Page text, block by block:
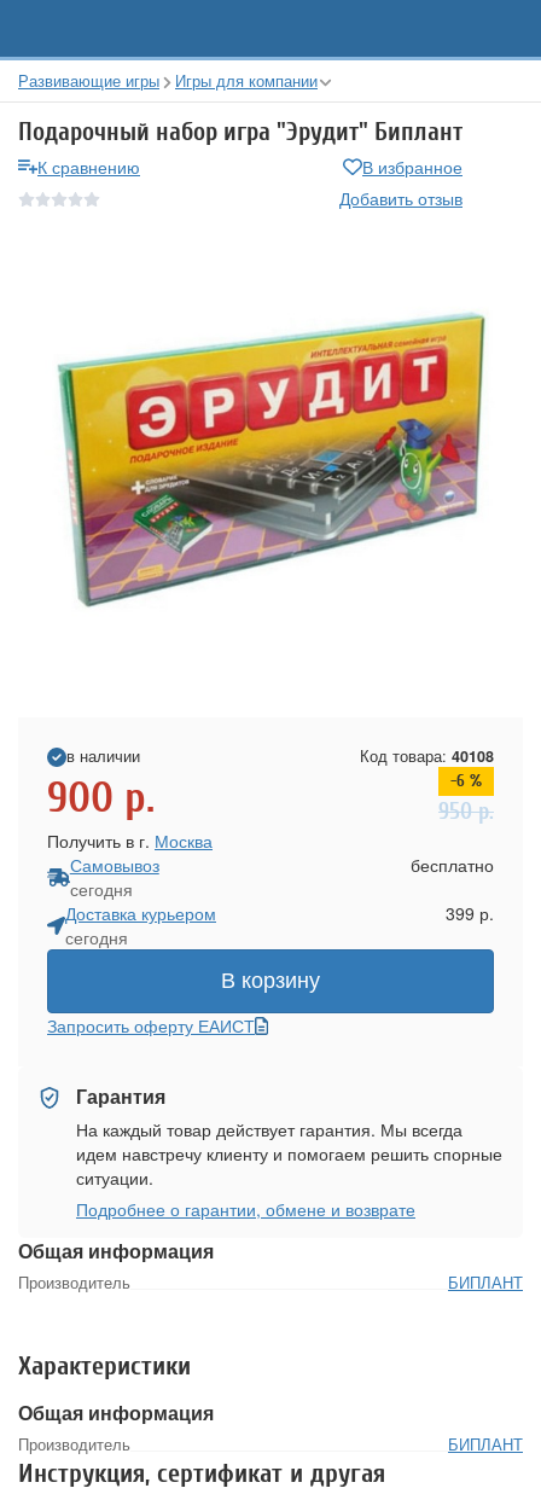
Развивающие игры Игры для компании
Подарочный набор игра "Эрудит" Биплант
К сравнению
В избранное
Добавить отзыв
Общая информация
Производитель БИПЛАНТ
в наличии Код товара: 40108
900 р. -6 %
950р.
Получить в г. Москва
Самовывоз
сегодня
бесплатно
Доставка курьером
сегодня
399 р.
В корзину
Запросить оферту ЕАИСТ
Гарантия
На каждый товар действует гарантия. Мы всегда
идем навстречу клиенту и помогаем решить спорные
ситуации.
Подробнее о гарантии, обмене и возврате
Характеристики
Общая информация
Производитель БИПЛАНТ
Инструкция, сертификат и другая